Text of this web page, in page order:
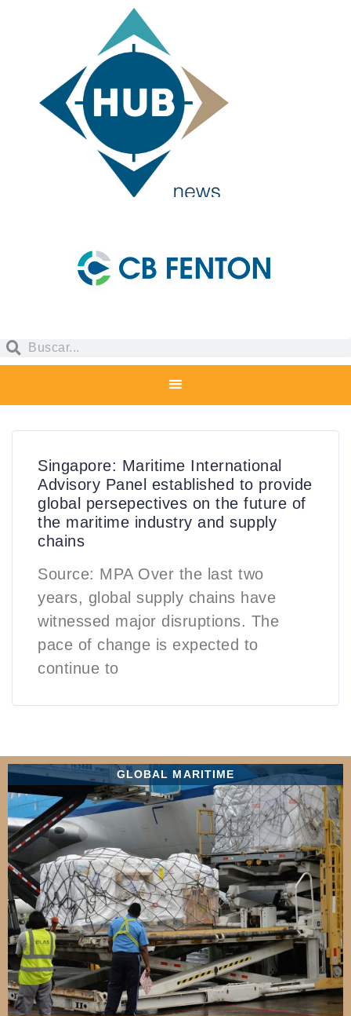
Singapore: Maritime International
Advisory Panel established to provide
global persepectives on the future of
the maritime industry and supply
chains
Source: MPA Over the last two
years, global supply chains have
witnessed major disruptions. The
pace of change is expected to
continue to
GLOBAL MARITIME